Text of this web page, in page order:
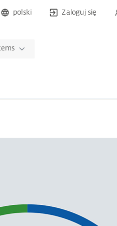
polski Zaloguj się